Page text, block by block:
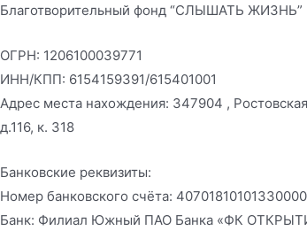
Благотворительный фонд “СЛЫШАТЬ ЖИЗНЬ”
ОГРН: 1206100039771
ИНН/КПП: 6154159391/615401001
Адрес места нахождения: 347904 ,
д.116, к. 318
Банковские реквизиты:
Номер банковского счёта:
Банк: Филиал Южный ПАО Банка «ФК